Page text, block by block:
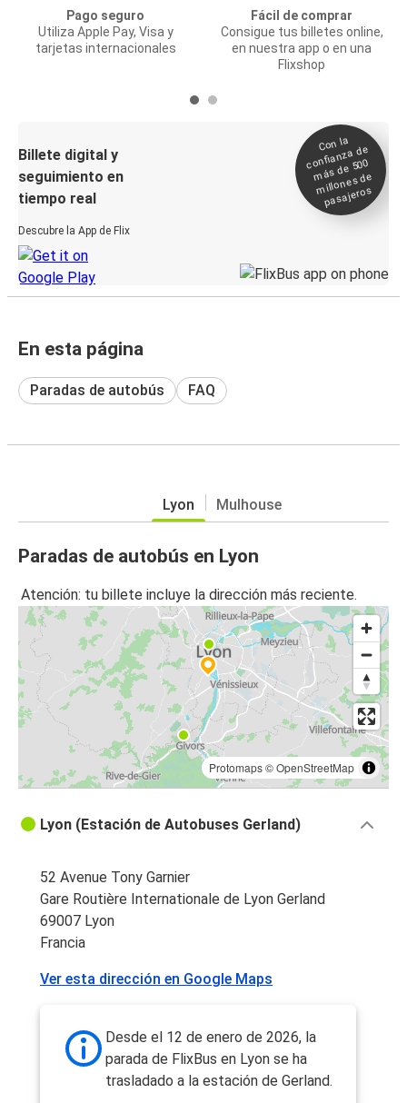
Pago seguro
Utiliza Apple Pay, Visa y
tarjetas internacionales
Fácil de comprar
Consigue tus billetes online,
en nuestra app o en una
Flixshop
Billete digital y
seguimiento en
tiempo real
Descubre la App de Flix
Con la
confianza de
más de 500
millones de
pasajeros
En esta página
Paradas de autobús FAQ
Lyon Mulhouse
Paradas de autobús en Lyon
Atención: tu billete incluye la dirección más reciente.
Protomaps©OpenStreetMap
Lyon (Estación de Autobuses Gerland)
52 Avenue Tony Garnier
Gare Routière Internationale de Lyon Gerland
69007 Lyon
Francia
Ver esta dirección en Google Maps
Desde el 12 de enero de 2026, la
parada de FlixBus en Lyon se ha
trasladado a la estación de Gerland.